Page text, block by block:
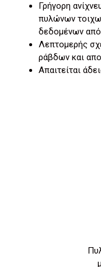
Γρήγορη
πυλώνων
δεδομένων
Λεπτομερής
ράβδων και
Απαιτείται